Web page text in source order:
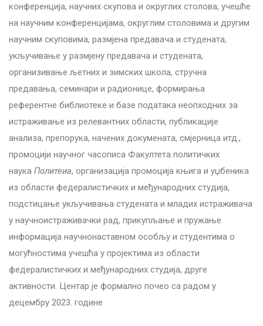
конференција, научних скупова и округлих столова, учешће
на научним конференцијама, округлим столовима и другим
научним скуповима, размјена предавача и студената,
укључивање у размјену предавача и студената,
организивање љетних и зимских школа, стручна
предавања, семинари и радионице, формирањa
референтне библиотеке и базе података неопходних за
истраживање из релевантних области, публикације
анализа, препорука, начених докумената, смјерница итд.,
промоцији научног часописа Факултета политичких
наука Политеиа, организација промоција књига и уџбеника
из области федералистичких и међународних студија,
подстицање укључивања студената и младих истраживача
у научноистраживачки рад, прикупљање и пружање
информација научнонаставном особљу и студентима о
могућностима учешћа у пројектима из области
федералистичких и међународних студија, друге
активности. Центар је формално почео са радом у
децембру 2023. године